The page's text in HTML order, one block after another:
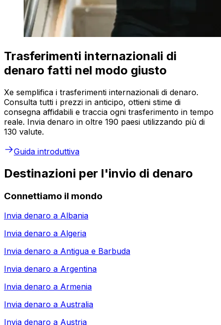
Trasferimenti internazionali di
denaro fatti nel modo giusto
Xe semplifica i trasferimenti internazionali di denaro.
Consulta tutti i prezzi in anticipo, ottieni stime di
consegna affidabili e traccia ogni trasferimento in tempo
reale. Invia denaro in oltre 190 paesi utilizzando più di
130 valute.
Guida introduttiva
Destinazioni per l'invio di denaro
Connettiamo il mondo
Invia denaro a Albania
Invia denaro a Algeria
Invia denaro a Antigua e Barbuda
Invia denaro a Argentina
Invia denaro a Armenia
Invia denaro a Australia
Invia denaro a Austria